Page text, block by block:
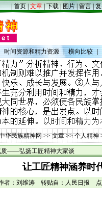
|首页|文章|下载| 图片|留言|
时间资源和精力资源 | 横向比较
华民族精神网>>文章>>个人精神
质——弘扬工匠精神大家谈
让工匠精神涵养
作者：刘维涛 转贴自：人民日报